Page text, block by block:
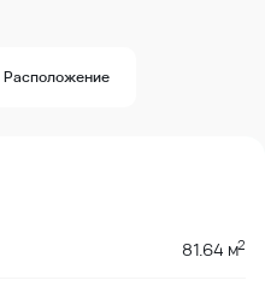
Расположение
81.64 м2